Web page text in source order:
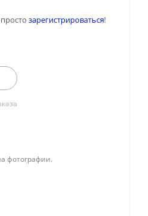
зарегистрироваться!
фотографии.